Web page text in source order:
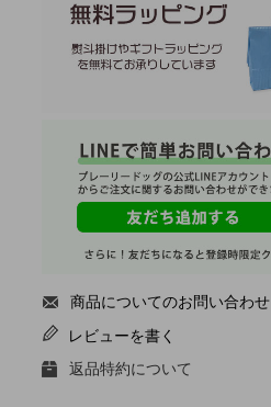
商品についてのお問い合わせ
レビューを書く
返品特約について